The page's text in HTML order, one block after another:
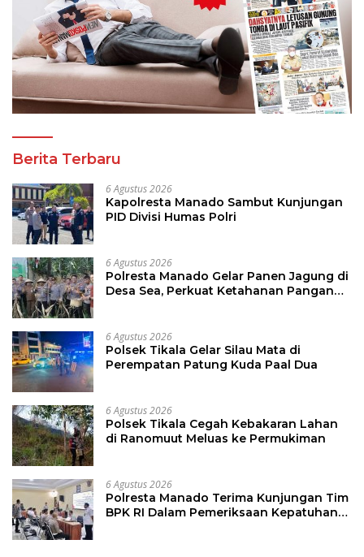
Berita Terbaru
6 Agustus 2026
Kapolresta Manado Sambut Kunjungan
PID Divisi Humas Polri
6 Agustus 2026
Polresta Manado Gelar Panen Jagung di
Desa Sea, Perkuat Ketahanan Pangan
6 Agustus 2026
Polsek Tikala Gelar Silau Mata di
Perempatan Patung Kuda Paal Dua
6 Agustus 2026
Polsek Tikala Cegah Kebakaran Lahan
di Ranomuut Meluas ke Permukiman
6 Agustus 2026
Polresta Manado Terima Kunjungan Tim
BPK RI Dalam Pemeriksaan Kepatuhan